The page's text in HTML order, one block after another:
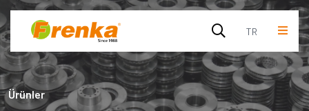
TR
English
Turkish
Ürünler